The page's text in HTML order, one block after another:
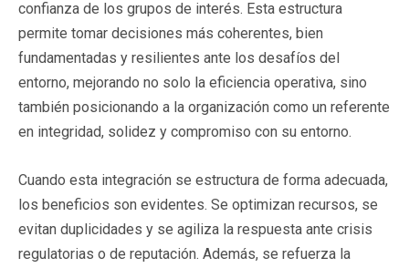
confianza de los grupos de interés. Esta estructura
permite tomar decisiones más coherentes, bien
fundamentadas y resilientes ante los desafíos del
entorno, mejorando no solo la eficiencia operativa, sino
también posicionando a la organización como un referente
en integridad, solidez y compromiso con su entorno.
Cuando esta integración se estructura de forma adecuada,
los beneficios son evidentes. Se optimizan recursos, se
evitan duplicidades y se agiliza la respuesta ante crisis
regulatorias o de reputación. Además, se refuerza la